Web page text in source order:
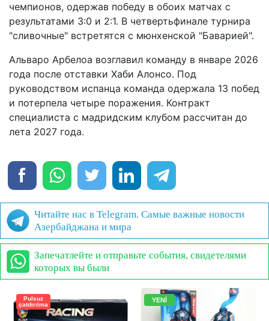
чемпионов, одержав победу в обоих матчах с
результатами 3:0 и 2:1. В четвертьфинале турнира
"сливочные" встретятся с мюнхенской "Баварией".
Альваро Арбелоа возглавил команду в январе 2026
года после отставки Хаби Алонсо. Под
руководством испанца команда одержала 13 побед
и потерпела четыре поражения. Контракт
специалиста с мадридским клубом рассчитан до
лета 2027 года.
Читайте нас в Telegram. Самые важные новости
Азербайджана и мира
Запечатлейте и отправьте события, свидетелями
которых вы были